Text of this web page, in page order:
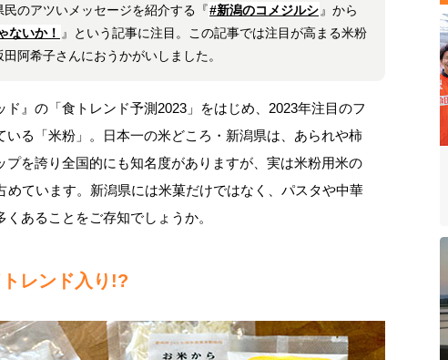
民のアツいメッセージを紹介する『#新潟のコメジルシ 』から
ないか！ 』という記事に注目。この記事では注目が高まる米粉
阿希子さんにおうかがいしました。
』の「食トレンド予測2023」をはじめ、2023年注目のフ
いる「米粉」。日本一の米どころ・新潟県は、あられや柿
プを誇り全国的にも知名度がありますが、実は米粉用米の
めています。新潟県には米菓だけではなく、パスタや中華
あることをご存知でしょうか。
レンド入り!?